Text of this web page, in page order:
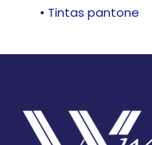
• Tintas pantone